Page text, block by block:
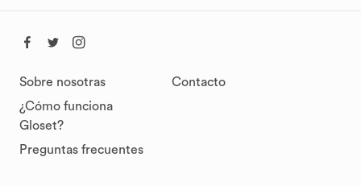
Sobre nosotras
¿Cómo funciona
Gloset?
Preguntas frecuentes
Contacto